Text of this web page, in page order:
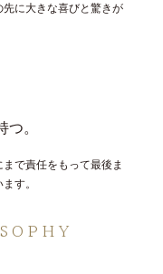
に大きな喜びと驚きが
つ。
で責任をもって最後ま
す。